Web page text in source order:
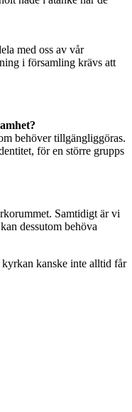
med oss av vår
i församling krävs att
behöver tillgängliggöras.
för en större grupps
Samtidigt är vi
dessutom behöva
kanske inte alltid får